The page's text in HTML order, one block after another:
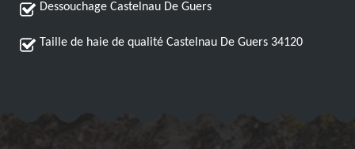
Dessouchage Castelnau De Guers
Taille de haie de qualité Castelnau De Guers 34120